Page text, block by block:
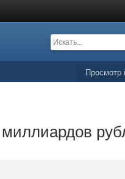
Просмотр